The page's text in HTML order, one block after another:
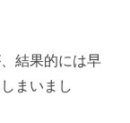
結果的には早
まいまし